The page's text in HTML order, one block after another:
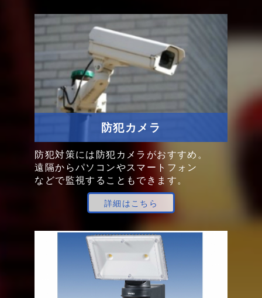
防犯カメラ
防犯対策には防犯カメラ がおすすめ。
遠隔からパソコンやスマートフォン
などで監視する こともできます。
詳細はこちら